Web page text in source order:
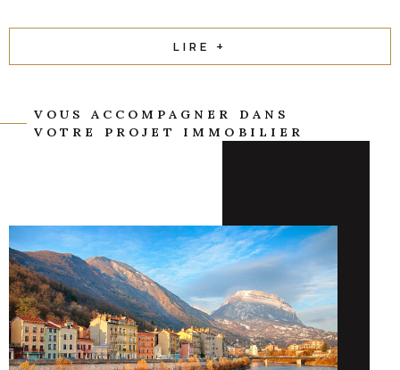
LIRE +
VOUS ACCOMPAGNER DANS
VOTRE PROJET IMMOBILIER